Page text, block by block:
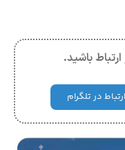
باشید.
ارتباط در تلگرام